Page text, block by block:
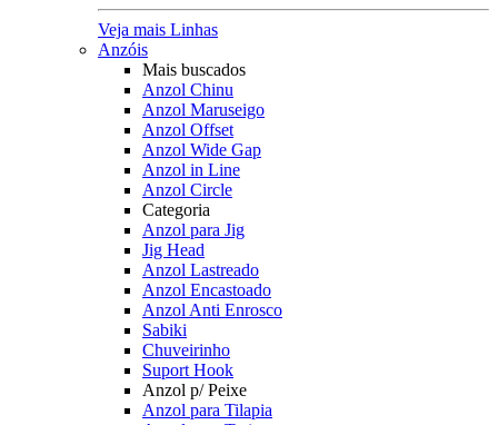
Veja mais Linhas
Anzóis
Mais buscados
Anzol Chinu
Anzol Maruseigo
Anzol Offset
Anzol Wide Gap
Anzol in Line
Anzol Circle
Categoria
Anzol para Jig
Jig Head
Anzol Lastreado
Anzol Encastoado
Anzol Anti Enrosco
Sabiki
Chuveirinho
Suport Hook
Anzol p/ Peixe
Anzol para Tilapia